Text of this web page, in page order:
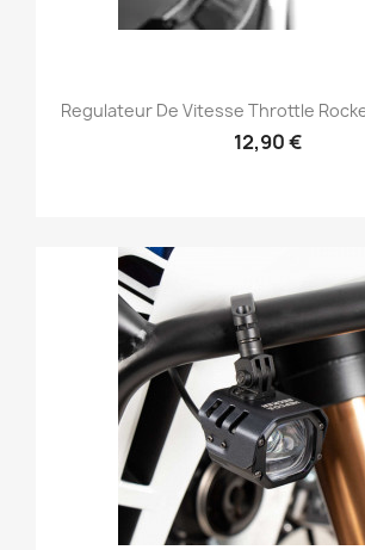
Regulateur De Vitesse Throttle
12,90 €